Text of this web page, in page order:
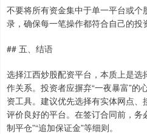
不要将所有资金集中于单一平台或
录，确保每一笔操作都符合自己的投
## 五、结语
选择江西炒股配资平台，本质上是
作关系。投资者应摒弃“一夜暴富”的
资工具。建议优先选择有实体网点
评价良好的平台。在签订合同前，务
制平仓”“追加保证金”等细则。